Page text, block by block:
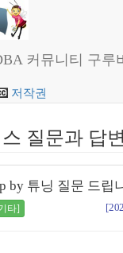
커뮤니티 구루비
저작권
질문과 답변
by 튜닝 질문 드립
타]